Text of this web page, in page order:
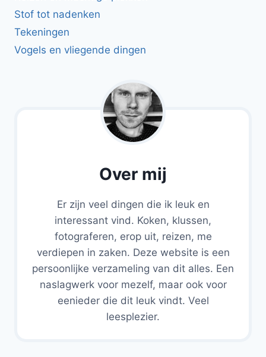
Stof tot nadenken
Tekeningen
Vogels en vliegende dingen
Over mij
Er zijn veel dingen die ik leuk en
interessant vind. Koken, klussen,
fotograferen, erop uit, reizen, me
verdiepen in zaken. Deze website is een
persoonlijke verzameling van dit alles. Een
naslagwerk voor mezelf, maar ook voor
eenieder die dit leuk vindt. Veel
leesplezier.